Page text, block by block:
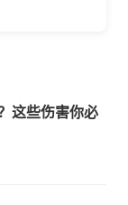
这些伤害你必